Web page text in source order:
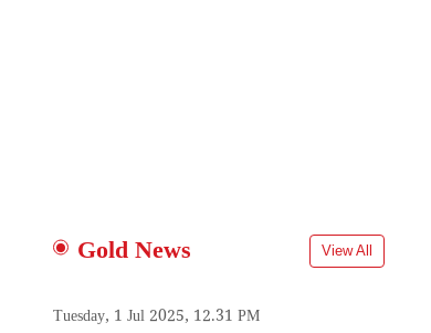
Gold News View All
Tuesday, 1 Jul 2025, 12.31 PM